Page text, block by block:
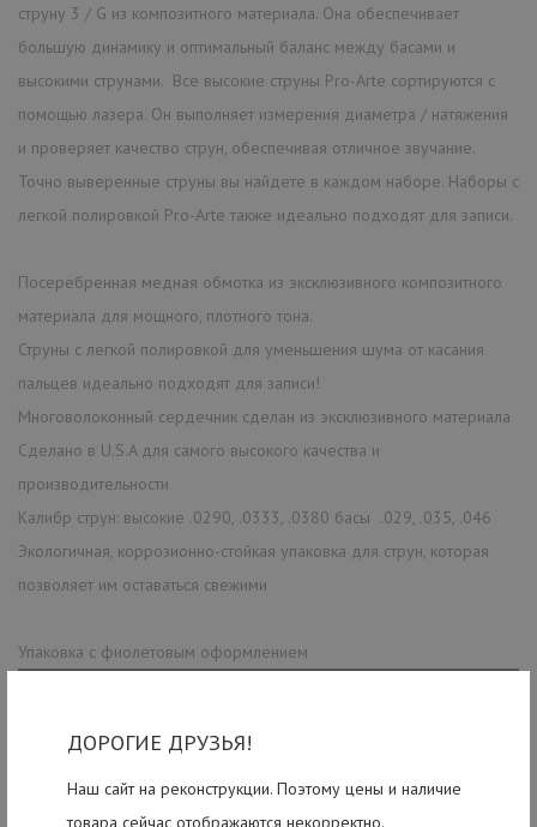
ДОРОГИЕ ДРУЗЬЯ!
Наш сайт на реконструкции. Поэтому цены и наличие
товара сейчас отображаются некорректно.
струну 3 / G из композитного материала. Она обеспечивает
большую динамику и оптимальный баланс между басами и
высокими струнами. Все высокие струны Pro-Arte сортируются с
помощью лазера. Он выполняет измерения диаметра / натяжения
и проверяет качество струн, обеспечивая отличное звучание.
Точно выверенные струны вы найдете в каждом наборе. Наборы с
легкой полировкой Pro-Arte также идеально подходят для записи.
Посеребренная медная обмотка из эксклюзивного композитного
материала для мощного, плотного тона.
Струны с легкой полировкой для уменьшения шума от касания
пальцев идеально подходят для записи!
Многоволоконный сердечник сделан из эксклюзивного материала
Сделано в U.S.A для самого высокого качества и
производительности
Калибр струн: высокие .0290, .0333, .0380 басы .029, .035, .046
Экологичная, коррозионно-стойкая упаковка для струн, которая
позволяет им оставаться свежими
Упаковка с фиолетовым оформлением